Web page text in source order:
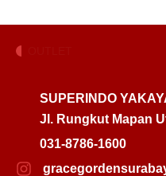
SUPERINDO
Jl. Rungkut Mapan
031-8786-1600